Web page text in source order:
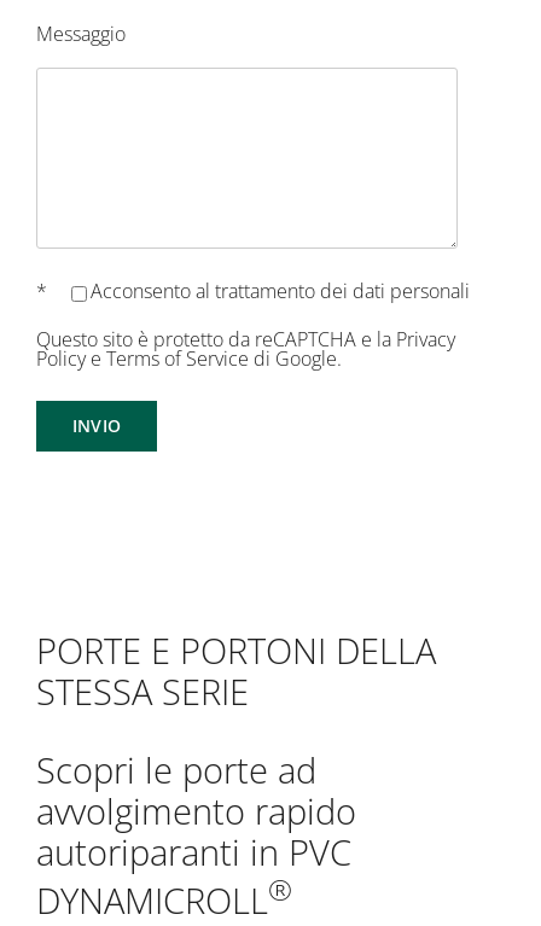
Messaggio
* Acconsento al trattamento dei dati personali
Questo sito è protetto da reCAPTCHA e la Privacy
Policye Terms of Service di Google.
PORTE E PORTONI DELLA
STESSA SERIE
Scopri le porte ad
avvolgimento rapido
autoriparanti in PVC
DYNAMICROLL®